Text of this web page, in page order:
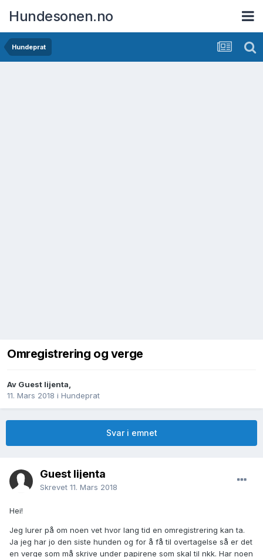
Hundesonen.no
Hundeprat
Omregistrering og verge
Av Guest lijenta,
11. Mars 2018 i Hundeprat
Svar i emnet
Guest lijenta
Skrevet 11. Mars 2018
Hei!
Jeg lurer på om noen vet hvor lang tid en omregistrering kan ta.
Ja jeg har jo den siste hunden og for å få til overtagelse så er det
en verge som må skrive under papirene som skal til nkk. Har noen